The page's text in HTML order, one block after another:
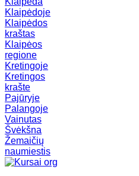
Klaipėdoje
Klaipėdos
kraštas
Klaipėos
regione
Kretingoje
Kretingos
krašte
Pajūryje
Palangoje
Vainutas
Švėkšna
Žemaičių
naumiestis